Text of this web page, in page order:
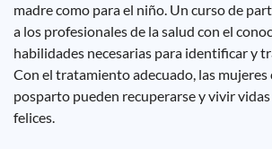
madre como para el niño. Un curso de
a los profesionales de la salud con el
habilidades necesarias para identificar y
Con el tratamiento adecuado, las mujeres
posparto pueden recuperarse y vivir
felices.